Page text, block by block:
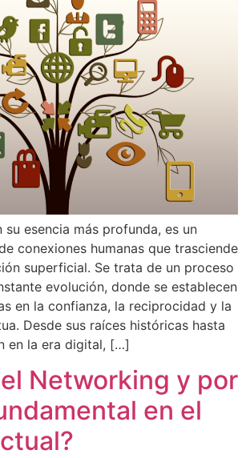
su esencia más profunda, es un
conexiones humanas que trasciende
superficial. Se trata de un proceso
evolución, donde se establecen
en la confianza, la reciprocidad y la
Desde sus raíces históricas hasta
en la era digital, […]
Networking y por
en el